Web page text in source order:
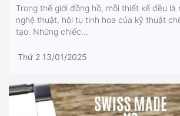
Trong thế giới đồng hồ, mỗi thiết kế đều là
nghệ thuật, hội tụ tinh hoa của kỹ thuật
tạo. Những chiếc...
Thứ 2 13/01/2025